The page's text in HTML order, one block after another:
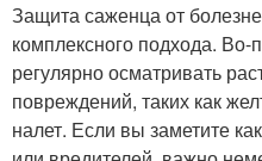
Защита саженца от
комплексного подхода.
регулярно осматривать
повреждений, таких как
налет. Если вы заметите